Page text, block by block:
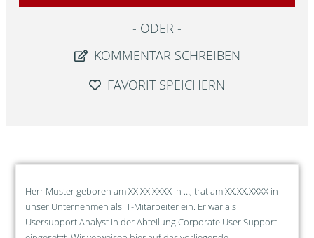
ODER
KOMMENTAR SCHREIBEN
FAVORIT SPEICHERN
Herr Muster geboren am XX.XX.XXXX in …, trat am XX.XX.XXXX in
unser Unternehmen als IT-Mitarbeiter ein. Er war als
Usersupport Analyst in der Abteilung Corporate User Support